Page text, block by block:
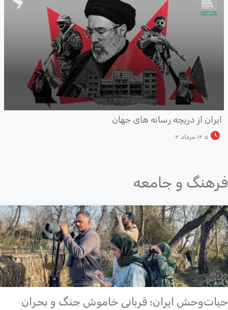
از دریچه رسانه های جهان
۱۴۰۵ مرداد ۰۳
و جامعه
ایران؛ قربانی خاموش جنگ و بحران